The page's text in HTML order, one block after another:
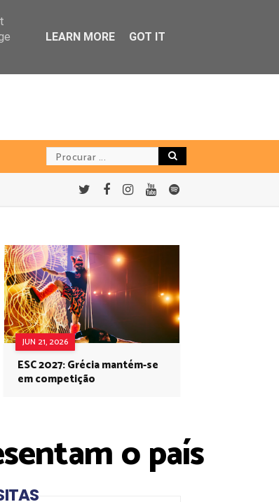
JUN 21, 2026
ESC 2027: Grécia mantém-se
em competição
o país
LEARN MORE GOT IT